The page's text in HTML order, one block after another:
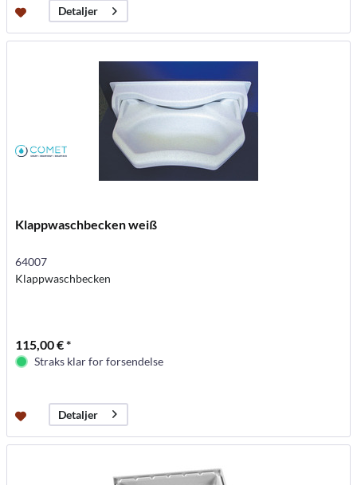
Detaljer
Klappwaschbecken weiß
64007
Klappwaschbecken
115,00 € *
Straks klar for forsendelse
Detaljer